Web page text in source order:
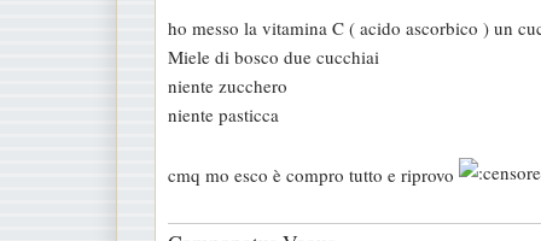
s
s
a
g
i
ho messo la vitamina C ( acido ascorbico ) un
Miele di bosco due cucchiai
niente zucchero
niente pasticca
cmq mo esco è compro tutto e riprovo